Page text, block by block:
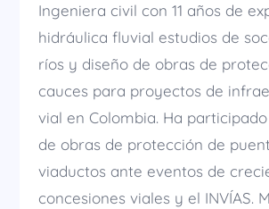
Ingeniera civil con 11 años de
hidráulica fluvial estudios de
ríos y diseño de obras de
cauces para proyectos de
vial en Colombia. Ha
de obras de protección de
viaductos ante eventos de
concesiones viales y el INVÍAS.